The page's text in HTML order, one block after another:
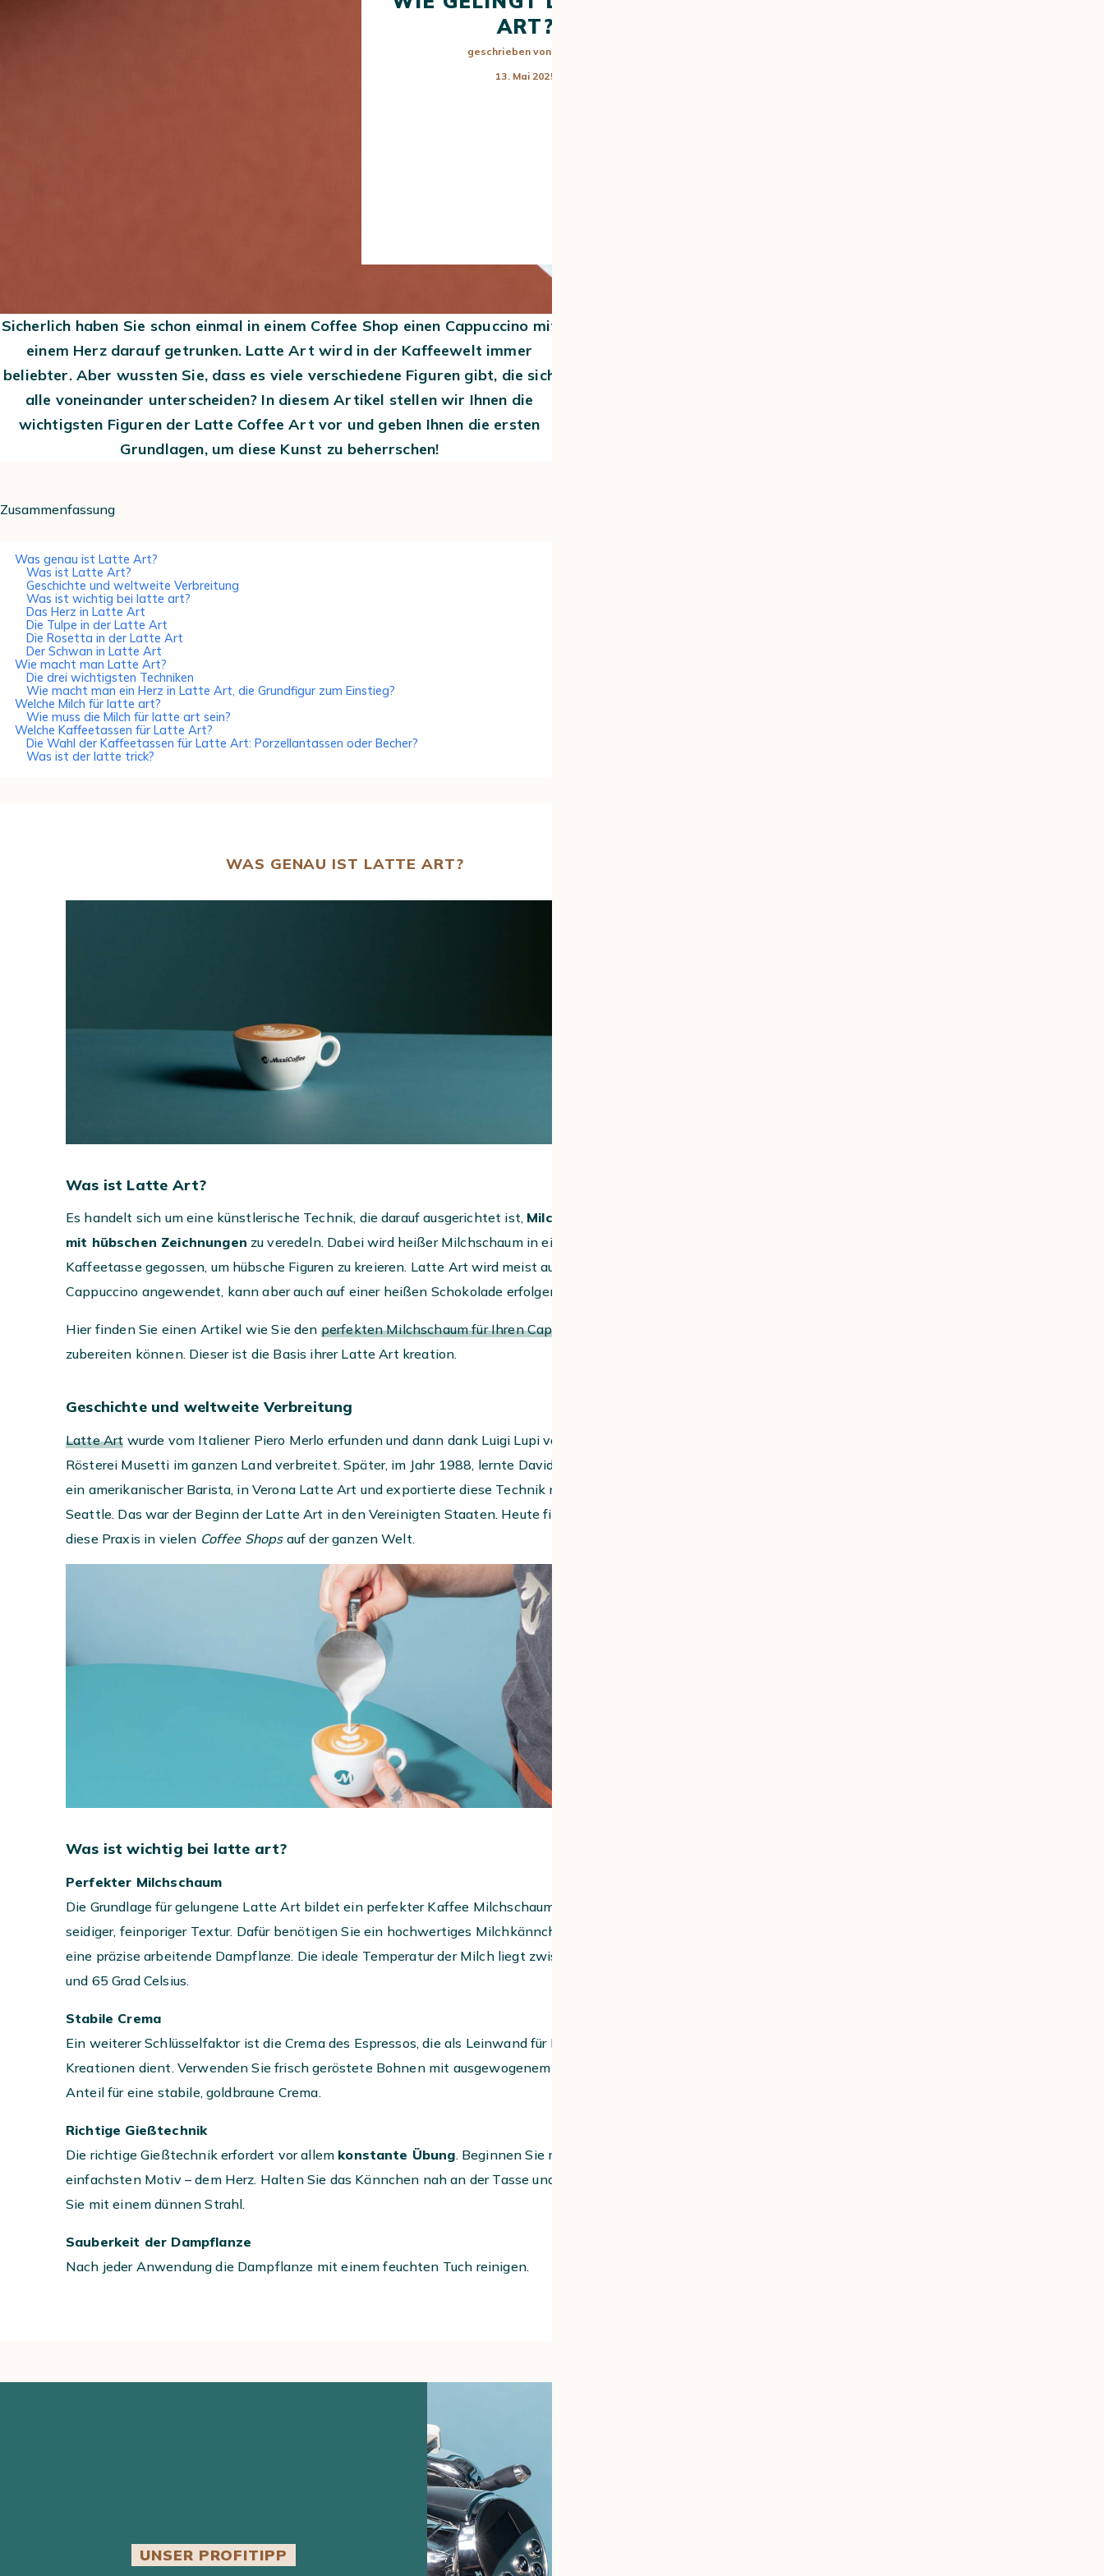
ART?
geschrieben von
13. Mai 2025
Sicherlich haben Sie schon einmal in einem Coffee Shop einen Cappuccino mit
einem Herz darauf getrunken. Latte Art wird in der Kaffeewelt immer
beliebter. Aber wussten Sie, dass es viele verschiedene Figuren gibt, die sich
alle voneinander unterscheiden? In diesem Artikel stellen wir Ihnen die
wichtigsten Figuren der Latte Coffee Art vor und geben Ihnen die ersten
Grundlagen, um diese Kunst zu beherrschen!
Zusammenfassung
Was genau ist Latte Art?
Was ist Latte Art?
Geschichte und weltweite Verbreitung
Was ist wichtig bei latte art?
Das Herz in Latte Art
Die Tulpe in der Latte Art
Die Rosetta in der Latte Art
Der Schwan in Latte Art
Wie macht man Latte Art?
Die drei wichtigsten Techniken
Wie macht man ein Herz in Latte Art, die Grundfigur zum Einstieg?
Welche Milch für latte art?
Wie muss die Milch für latte art sein?
Welche Kaffeetassen für Latte Art?
Die Wahl der Kaffeetassen für Latte Art: Porzellantassen oder Becher?
Was ist der latte trick?
WAS GENAU IST LATTE ART?
Was ist Latte Art?
Es handelt sich um eine künstlerische Technik, die darauf ausgerichtet ist, Milchgetränke
mit hübschen Zeichnungen zu veredeln. Dabei wird heißer Milchschaum in eine
Kaffeetasse gegossen, um hübsche Figuren zu kreieren. Latte Art wird meist auf einem
Cappuccino angewendet, kann aber auch auf einer heißen Schokolade erfolgen.
Hier finden Sie einen Artikel wie Sie den perfekten Milchschaum für Ihren Cappuchino
zubereiten können. Dieser ist die Basis ihrer Latte Art kreation.
Geschichte und weltweite Verbreitung
Latte Art wurde vom Italiener Piero Merlo erfunden und dann dank Luigi Lupi von der
Rösterei Musetti im ganzen Land verbreitet. Später, im Jahr 1988, lernte David Schomer,
ein amerikanischer Barista, in Verona Latte Art und exportierte diese Technik nach
Seattle. Das war der Beginn der Latte Art in den Vereinigten Staaten. Heute findet man
diese Praxis in vielen Coffee Shopsauf der ganzen Welt.
Was istwichtig bei latte art?
Perfekter Milchschaum
Die Grundlage für gelungene Latte Art bildet ein perfekter Kaffee Milchschaum mit
seidiger, feinporiger Textur. Dafür benötigen Sie ein hochwertiges Milchkännchen und
eine präzise arbeitende Dampflanze. Die ideale Temperatur der Milch liegt zwischen 60
und 65 Grad Celsius.
Stabile Crema
Ein weiterer Schlüsselfaktor ist die Crema des Espressos, die als Leinwand für Ihre
Kreationen dient. Verwenden Sie frisch geröstete Bohnen mit ausgewogenem Robusta-
Anteil für eine stabile, goldbraune Crema.
Richtige Gießtechnik
Die richtige Gießtechnik erfordert vor allem konstante Übung. Beginnen Sie mit dem
einfachsten Motiv – dem Herz. Halten Sie das Kännchen nah an der Tasse und gießen
Sie mit einem dünnen Strahl.
Sauberkeit der Dampflanze
Nach jeder Anwendung die Dampflanze mit einem feuchten Tuch reinigen.
UNSER PROFITIPP